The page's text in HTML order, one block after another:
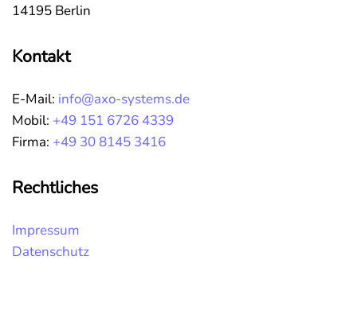
14195 Berlin
Kontakt
E-Mail: info@axo-systems.de
Mobil: +49 151 6726 4339
Firma: +49 30 8145 3416
Rechtliches
Impressum
Datenschutz